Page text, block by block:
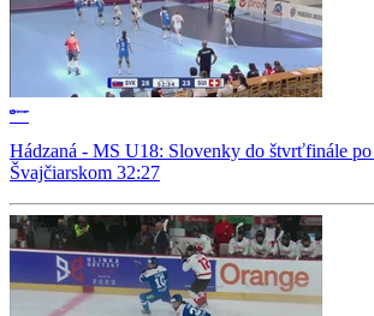
Hádzaná - MS U18: Slovenky do štvrťfinále po
Švajčiarskom 32:27